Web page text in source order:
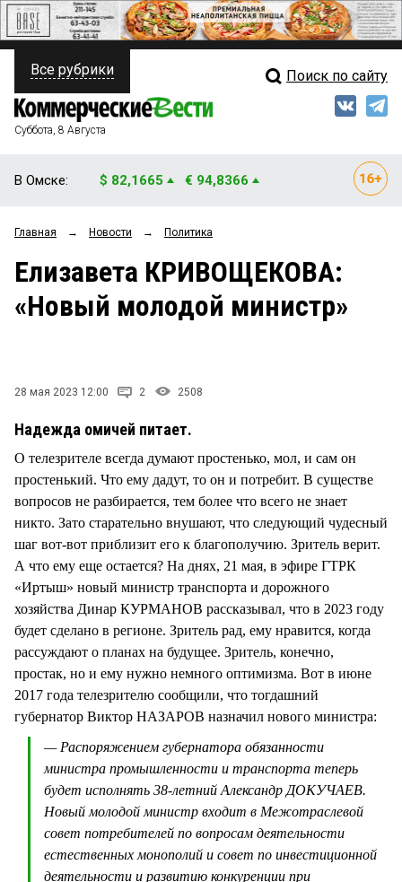
ПОЛИТИКА
ФИНАНСЫ
ОБЩЕСТВО
ЗАКОН
Свежий выпуск
Рейтинги
Блоги
Все рубрики Поиск по сайту
Суббота, 8 Августа
В Омске: $ 82,1665 € 94,8366
Главная → Новости → Политика
Елизавета КРИВОЩЕКОВА:
«Новый молодой министр»
28 мая 2023 12:00 2 2508
Надежда омичей питает.
О телезрителе всегда думают простенько, мол, и сам он
простенький. Что ему дадут, то он и потребит. В существе
вопросов не разбирается, тем более что всего не знает
никто. Зато старательно внушают, что следующий чудесный
шаг вот-вот приблизит его к благополучию. Зритель верит.
А что ему еще остается? На днях, 21 мая, в эфире ГТРК
«Иртыш» новый министр транспорта и дорожного
хозяйства Динар КУРМАНОВ рассказывал, что в 2023 году
будет сделано в регионе. Зритель рад, ему нравится, когда
рассуждают о планах на будущее. Зритель, конечно,
простак, но и ему нужно немного оптимизма. Вот в июне
2017 года телезрителю сообщили, что тогдашний
губернатор Виктор НАЗАРОВ назначил нового министра:
— Распоряжением губернатора обязанности
министра промышленности и транспорта теперь
будет исполнять 38-летний Александр ДОКУЧАЕВ.
Новый молодой министр входит в Межотраслевой
совет потребителей по вопросам деятельности
естественных монополий и совет по инвестиционной
деятельности и развитию конкуренции при